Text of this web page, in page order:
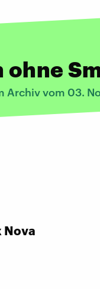
ohne
Archiv vom 03.
Nova